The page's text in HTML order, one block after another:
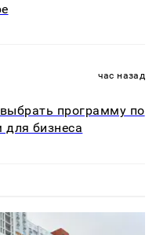
час назад
программу по
бизнеса